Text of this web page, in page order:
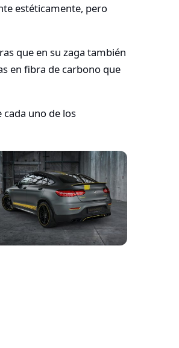
estéticamente, pero
que en su zaga también
en fibra de carbono que
uno de los